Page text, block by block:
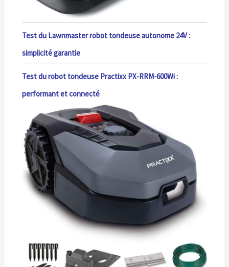
Test du Lawnmaster robot tondeuse autonome 24V :
simplicité garantie
Test du robot tondeuse Practixx PX-RRM-600Wi :
performant et connecté